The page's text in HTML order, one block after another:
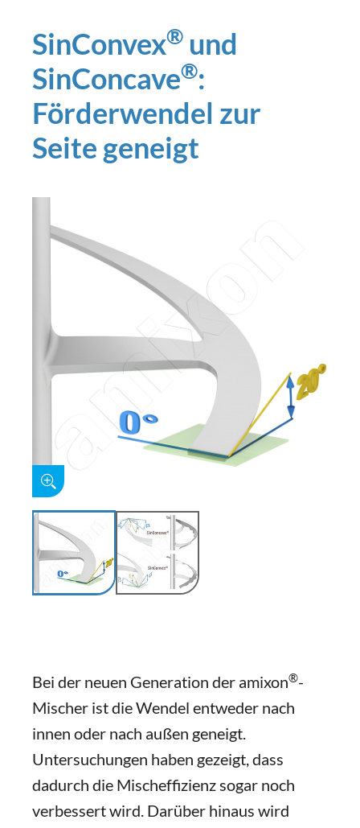
SinConvex® und
SinConcave®:
Förderwendel zur
Seite geneigt
Bei der neuen Generation der amixon®-
Mischer ist die Wendel entweder nach
innen oder nach außen geneigt.
Untersuchungen haben gezeigt, dass
dadurch die Mischeffizienz sogar noch
verbessert wird. Darüber hinaus wird